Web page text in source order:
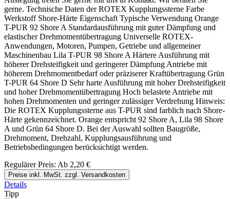
gerne. Technische Daten der ROTEX Kupplungssterne Farbe
Werkstoff Shore-Härte Eigenschaft Typische Verwendung Orange
T-PUR 92 Shore A Standardausführung mit guter Dämpfung und
elastischer Drehmomentübertragung Universelle ROTEX-
Anwendungen, Motoren, Pumpen, Getriebe und allgemeiner
Maschinenbau Lila T-PUR 98 Shore A Härtere Ausführung mit
höherer Drehsteifigkeit und geringerer Dämpfung Antriebe mit
höherem Drehmomentbedarf oder präziserer Kraftübertragung Grün
T-PUR 64 Shore D Sehr harte Ausführung mit hoher Drehsteifigkeit
und hoher Drehmomentübertragung Hoch belastete Antriebe mit
hohen Drehmomenten und geringer zulässiger Verdrehung Hinweis:
Die ROTEX Kupplungssterne aus T-PUR sind farblich nach Shore-
Härte gekennzeichnet. Orange entspricht 92 Shore A, Lila 98 Shore
A und Grün 64 Shore D. Bei der Auswahl sollten Baugröße,
Drehmoment, Drehzahl, Kupplungsausführung und
Betriebsbedingungen berücksichtigt werden.
Regulärer Preis: Ab 2,20 €
Preise inkl. MwSt. zzgl. Versandkosten
Details
Tipp